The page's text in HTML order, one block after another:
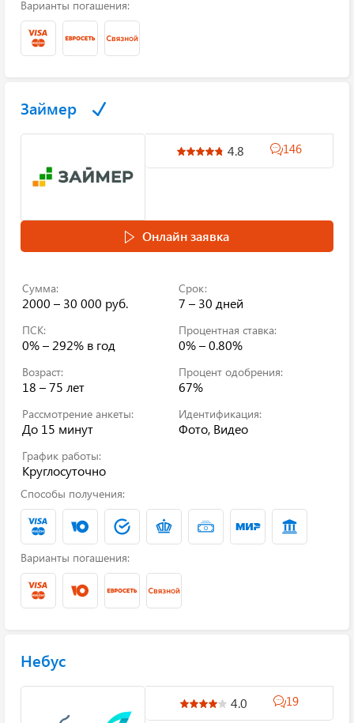
Варианты погашения:
Займер
4.8 146
Онлайн заявка
Сумма:
2000 – 30 000 руб.
Срок:
7 – 30 дней
ПСК:
0% – 292% в год
Процентная ставка:
0% – 0.80%
Возраст:
18 – 75 лет
Процент одобрения:
67%
Рассмотрение анкеты:
До 15 минут
Идентификация:
Фото, Видео
График работы:
Круглосуточно
Способы получения:
Варианты погашения:
Небус
4.0 19